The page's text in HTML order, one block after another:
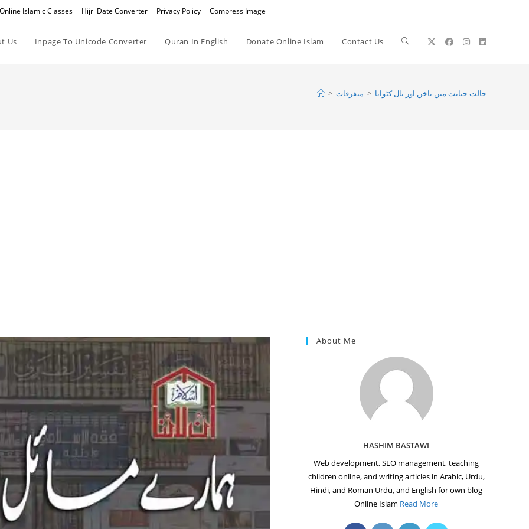
Online Islamic Classes Hijri Date Converter Privacy Policy Compress Image
Us Inpage To Unicode Converter Quran In English Donate Online Islam Contact Us Toggle
> متفرقات > حالت جنابت میں ناخن اور بال کٹوانا
About Me
HASHIM BASTAWI
Web development, SEO management, teaching
children online, and writing articles in Arabic, Urdu,
Hindi, and Roman Urdu, and English for own blog
Online Islam Read More